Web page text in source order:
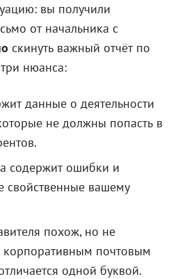
Блог
Документация
вы получили
от начальника с
скинуть важный отчёт по
нюанса:
данные о деятельности
не должны попасть в
содержит ошибки и
свойственные вашему
похож, но не
корпоративным почтовым
одной буквой.